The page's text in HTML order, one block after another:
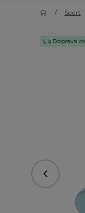
Šport
Doprava